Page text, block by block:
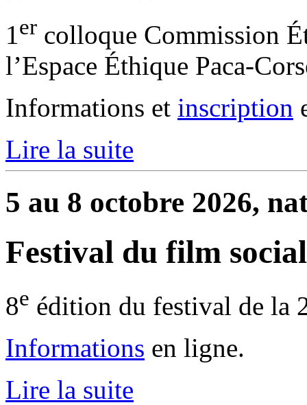
1er colloque Commission
l’Espace Éthique Paca-
Informations et inscription
Lire la suite
5 au 8 octobre 2026,
Festival du film social
8e édition du festival de la
Informations en ligne.
Lire la suite